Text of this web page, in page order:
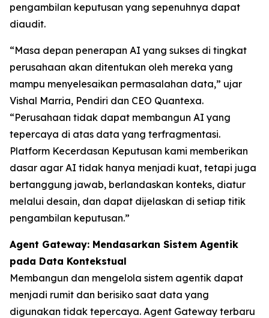
pengambilan keputusan yang sepenuhnya dapat
diaudit.
“Masa depan penerapan AI yang sukses di tingkat
perusahaan akan ditentukan oleh mereka yang
mampu menyelesaikan permasalahan data,” ujar
Vishal Marria, Pendiri dan CEO Quantexa.
“Perusahaan tidak dapat membangun AI yang
tepercaya di atas data yang terfragmentasi.
Platform Kecerdasan Keputusan kami memberikan
dasar agar AI tidak hanya menjadi kuat, tetapi juga
bertanggung jawab, berlandaskan konteks, diatur
melalui desain, dan dapat dijelaskan di setiap titik
pengambilan keputusan.”
Agent Gateway: Mendasarkan Sistem Agentik
pada Data Kontekstual
Membangun dan mengelola sistem agentik dapat
menjadi rumit dan berisiko saat data yang
digunakan tidak tepercaya. Agent Gateway terbaru